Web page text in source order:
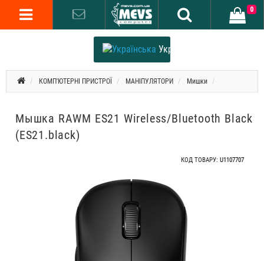
Українська
0
КОМП'ЮТЕРНІ ПРИСТРОЇ МАНІПУЛЯТОРИ Мишки
Мышка RAWM ES21 Wireless/Bluetooth Black
(ES21.black)
КОД ТОВАРУ: U1107707